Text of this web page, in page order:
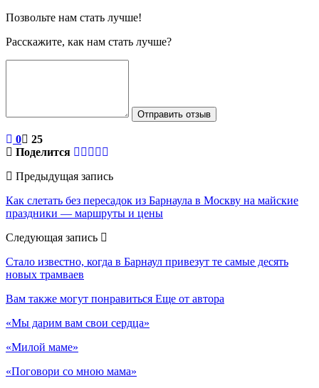
Позвольте нам стать лучше!
Расскажите, как нам стать лучше?
Отправить отзыв
0
25
Поделится
Предыдущая запись
Как слетать без пересадок из Барнаула в Москву на майские
праздники — маршруты и цены
Следующая запись
Стало известно, когда в Барнаул привезут те самые десять
новых трамваев
Вам также могут понравиться Еще от автора
«Мы дарим вам свои сердца»
«Милой маме»
«Поговори со мною мама»